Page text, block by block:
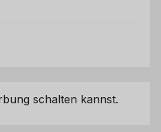
schalten kannst.